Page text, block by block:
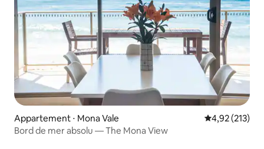
Appartement ⋅ Mona Vale Évaluation
4,92 (213)
Bord de mer absolu — The Mona View